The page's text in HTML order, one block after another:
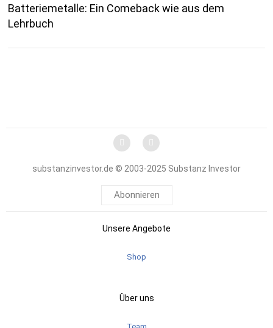
Batteriemetalle: Ein Comeback wie aus dem
Lehrbuch
substanzinvestor.de © 2003-2025 Substanz Investor
Abonnieren
Unsere Angebote
Shop
Über uns